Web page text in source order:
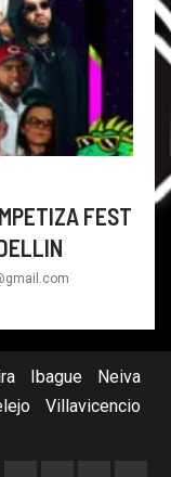
FEST
Ibague
Neiva
Villavicencio